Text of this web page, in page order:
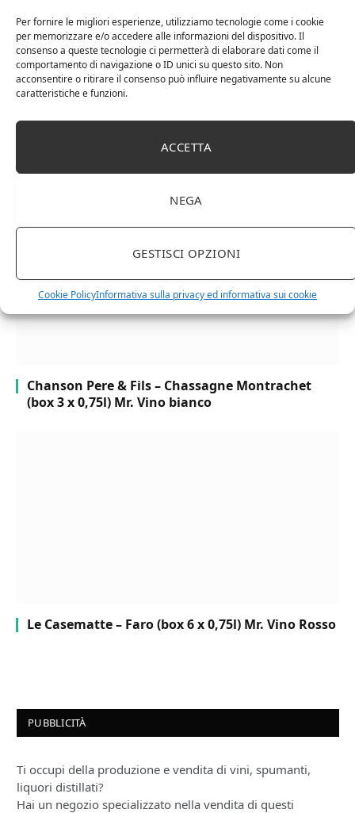
Per fornire le migliori esperienze, utilizziamo tecnologie come i cookie
per memorizzare e/o accedere alle informazioni del dispositivo. Il
consenso a queste tecnologie ci permetterà di elaborare dati come il
comportamento di navigazione o ID unici su questo sito. Non
acconsentire o ritirare il consenso può influire negativamente su alcune
caratteristiche e funzioni.
ACCETTA
NEGA
GESTISCI OPZIONI
Cookie PolicyInformativa sulla privacy ed informativa sui cookie
Cipriani Arrigo, Vino Rosso Veneto IGT 2015,
Chanson Pere & Fils – Chassagne Montrachet
(box 3 x 0,75l) Mr. Vino bianco
Le Casematte – Faro (box 6 x 0,75l) Mr. Vino Rosso
PUBBLICITÀ
Ti occupi della produzione e vendita di vini, spumanti,
liquori distillati?
Hai un negozio specializzato nella vendita di questi